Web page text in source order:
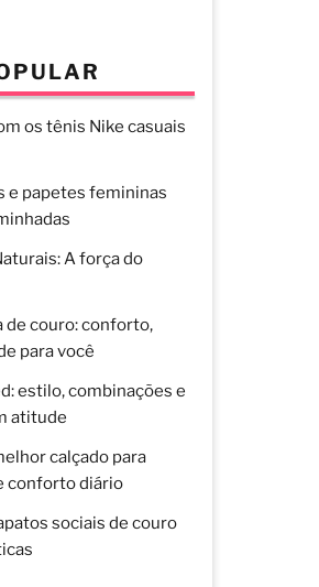
os tênis Nike casuais
e papetes femininas
A força do
de couro: conforto,
para você
estilo, combinações e
atitude
calçado para
conforto diário
sociais de couro